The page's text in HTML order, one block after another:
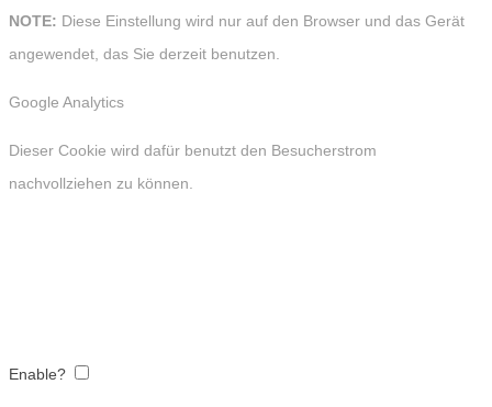
NOTE: Diese Einstellung wird nur auf den Browser und das Gerät
angewendet, das Sie derzeit benutzen.
Google Analytics
Dieser Cookie wird dafür benutzt den Besucherstrom
nachvollziehen zu können.
Enable?